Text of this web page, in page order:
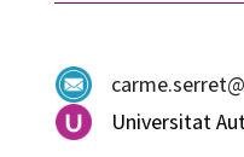
Universitat